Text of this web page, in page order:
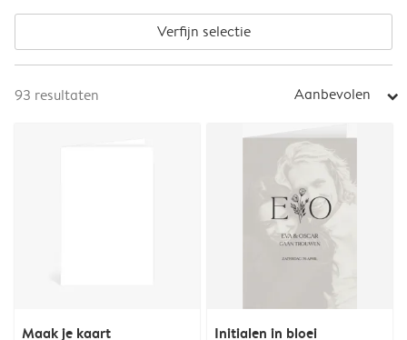
Verfijn selectie
93 resultaten Aanbevolen arrow_right
Maak je kaart Initialen in bloei